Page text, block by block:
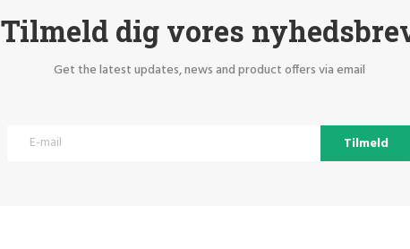
Tilmeld dig vores
Get the latest updates, news and product offers via email
Tilmeld